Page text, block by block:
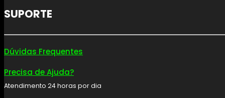
SUPORTE
Dúvidas Frequentes
Precisa de Ajuda?
Atendimento 24 horas por dia